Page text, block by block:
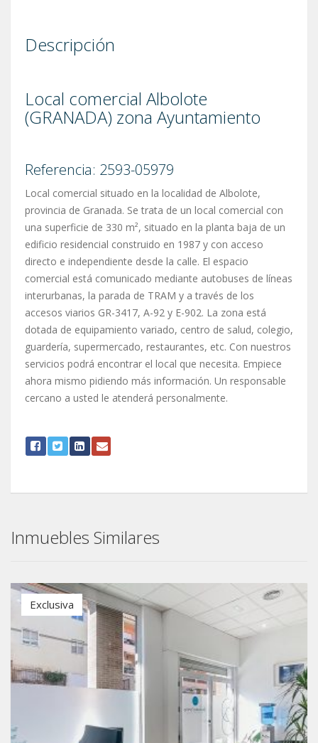
Descripción
Local comercial Albolote
(GRANADA) zona Ayuntamiento
Referencia: 2593-05979
Local comercial situado en la localidad de Albolote,
provincia de Granada. Se trata de un local comercial con
una superficie de 330 m², situado en la planta baja de un
edificio residencial construido en 1987 y con acceso
directo e independiente desde la calle. El espacio
comercial está comunicado mediante autobuses de líneas
interurbanas, la parada de TRAM y a través de los
accesos viarios GR-3417, A-92 y E-902. La zona está
dotada de equipamiento variado, centro de salud, colegio,
guardería, supermercado, restaurantes, etc. Con nuestros
servicios podrá encontrar el local que necesita. Empiece
ahora mismo pidiendo más información. Un responsable
cercano a usted le atenderá personalmente.
Inmuebles Similares
Exclusiva